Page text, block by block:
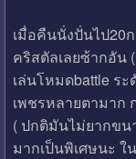
เมื่อคืนนั่งปั่นไป20
คริสตัลเลยซ้ากอัน
เล่นโหมดbattle ระ
เพชรหลายตามาก
( ปกติมันไม่ยากขน
มากเป็นพิเศษนะ ใ